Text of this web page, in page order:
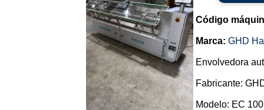
Código
Marca: GHD
Envolvedora
Fabricante:
Modelo: EC